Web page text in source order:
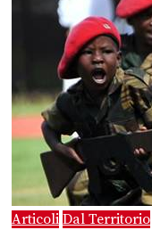
Articoli Dal Territorio